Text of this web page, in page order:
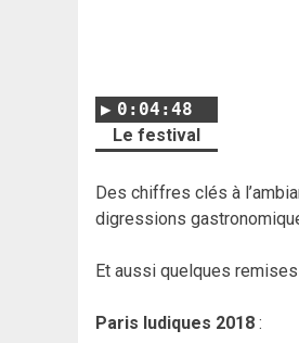
0:04:48
Le festival
Des chiffres clés à
digressions
Et aussi quelques
Paris ludiques 2018 :